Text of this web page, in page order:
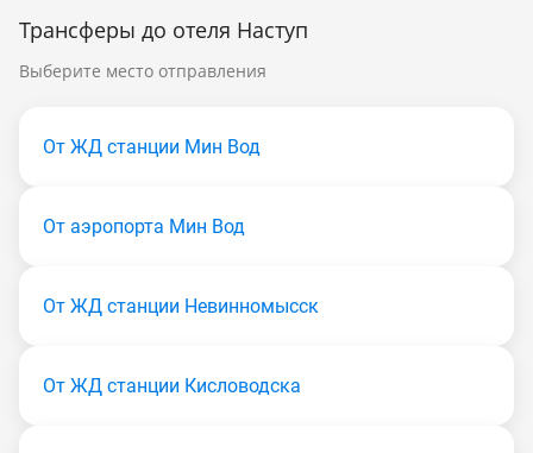
Трансферы до отеля Наступ
Выберите место отправления
От ЖД станции Мин Вод
От аэропорта Мин Вод
От ЖД станции Невинномысск
От ЖД станции Кисловодска